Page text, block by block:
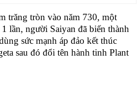
trăng tròn vào năm 730, một
lần, người Saiyan đã biến thành
sức mạnh áp đảo kết thúc
sau đó đổi tên hành tinh Plant